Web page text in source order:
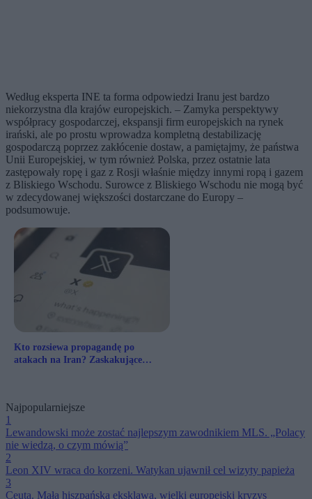
Według eksperta INE ta forma odpowiedzi Iranu jest bardzo
niekorzystna dla krajów europejskich. – Zamyka perspektywy
współpracy gospodarczej, ekspansji firm europejskich na rynek
irański, ale po prostu wprowadza kompletną destabilizację
gospodarczą poprzez zakłócenie dostaw, a pamiętajmy, że państwa
Unii Europejskiej, w tym również Polska, przez ostatnie lata
zastępowały ropę i gaz z Rosji właśnie między innymi ropą i gazem
z Bliskiego Wschodu. Surowce z Bliskiego Wschodu nie mogą być
w zdecydowanej większości dostarczane do Europy –
podsumowuje.
Kto rozsiewa propagandę po
atakach na Iran? Zaskakujące
Najpopularniejsze
1
Lewandowski może zostać najlepszym zawodnikiem MLS. „Polacy
nie wiedzą, o czym mówią”
2
Leon XIV wraca do korzeni. Watykan ujawnił cel wizyty papieża
3
Ceuta. Mała hiszpańska eksklawa, wielki europejski kryzys